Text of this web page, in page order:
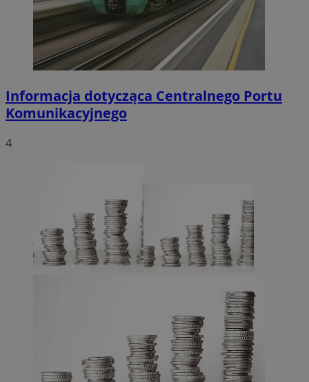
Informacja dotycząca Centralnego Portu
Komunikacyjnego
4